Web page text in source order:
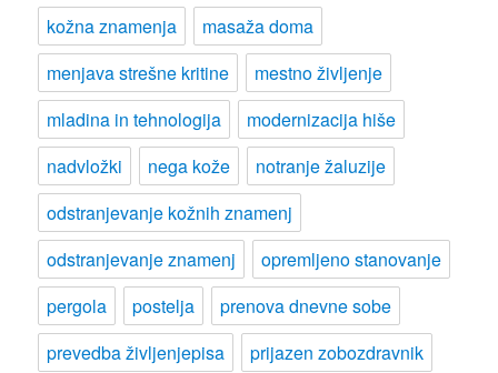
kožna znamenja
masaža doma
menjava strešne kritine
mestno življenje
mladina in tehnologija
modernizacija hiše
nadvložki
nega kože
notranje žaluzije
odstranjevanje kožnih znamenj
odstranjevanje znamenj
opremljeno stanovanje
pergola
postelja
prenova dnevne sobe
prevedba življenjepisa
prijazen zobozdravnik